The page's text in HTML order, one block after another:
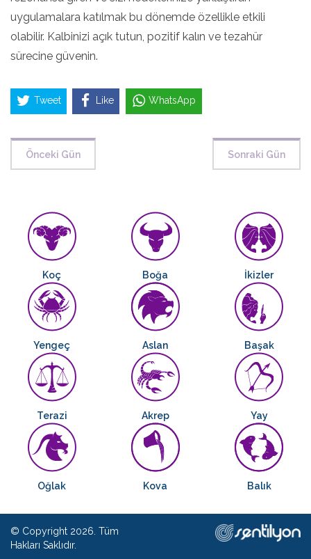
uygulamalara katılmak bu dönemde özellikle etkili
olabilir. Kalbinizi açık tutun, pozitif kalın ve tezahür
sürecine güvenin.
Tweet Like WhatsApp
Önceki Gün Sonraki Gün
Koç Boğa İkizler
Yengeç Aslan Başak
Terazi Akrep Yay
Oğlak Kova Balık
© Copyright 2026. Tüm
Hakları Saklıdır.